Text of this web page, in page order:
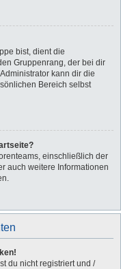
bist, dient die
Gruppenrang, der bei dir
kann dir die
Bereich selbst
einschließlich der
auch weitere Informationen
du nicht registriert und /